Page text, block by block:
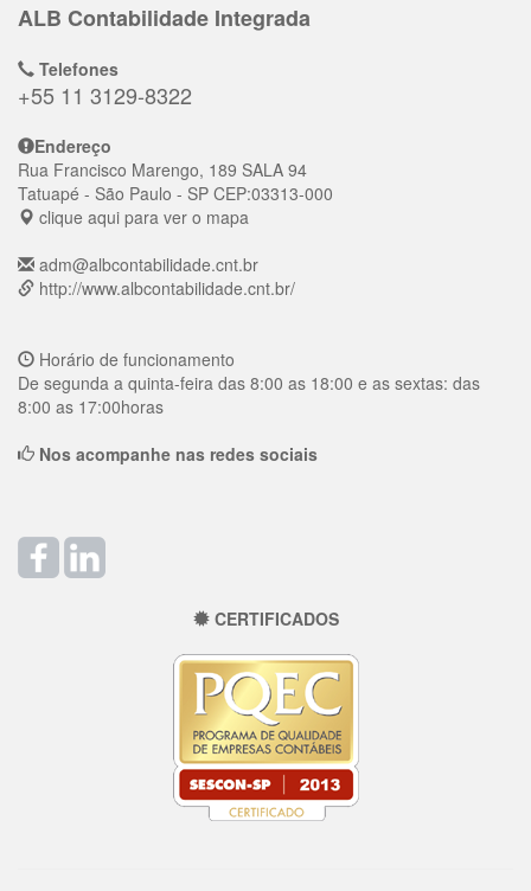
ALB Contabilidade Integrada
Telefones
+55 11 3129-8322
Endereço
Rua Francisco Marengo, 189 SALA 94
Tatuapé - São Paulo - SP CEP:03313-000
clique aqui para ver o mapa
adm@albcontabilidade.cnt.br
http://www.albcontabilidade.cnt.br/
Horário de funcionamento
De segunda a quinta-feira das 8:00 as 18:00 e as sextas: das
8:00 as 17:00horas
Nos acompanhe nas redes sociais
CERTIFICADOS